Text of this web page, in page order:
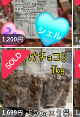
1,200円
1,699円